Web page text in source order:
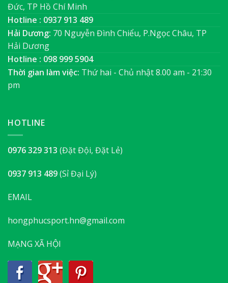
Đức, TP Hồ Chí Minh
Hotline : 0937 913 489
Hải Dương: 70 Nguyễn Đình Chiểu, P.Ngọc Châu, TP
Hải Dương
Hotline : 098 999 5904
Thời gian làm việc: Thứ hai - Chủ nhật 8.00 am - 21:30
pm
HOTLINE
0976 329 313 (Đặt Đội, Đặt Lẻ)
0937 913 489(Sỉ Đại Lý)
EMAIL
hongphucsport.hn@gmail.com
MẠNG XÃ HỘI